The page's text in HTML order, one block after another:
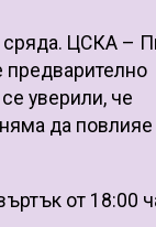
сряда. ЦСКА –
предварително
уверили, че
да повлияе
от 18:00